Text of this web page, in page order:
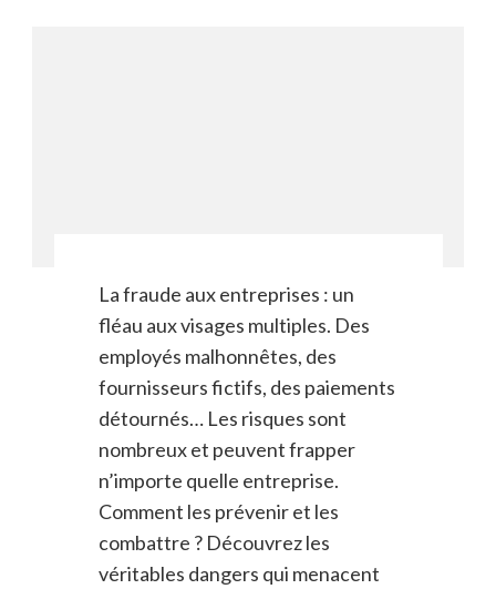
La fraude aux entreprises : un
fléau aux visages multiples. Des
employés malhonnêtes, des
fournisseurs fictifs, des paiements
détournés… Les risques sont
nombreux et peuvent frapper
n’importe quelle entreprise.
Comment les prévenir et les
combattre ? Découvrez les
véritables dangers qui menacent